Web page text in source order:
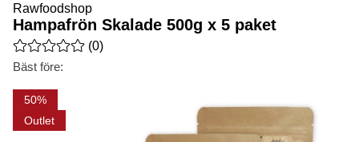
Rawfoodshop
Hampafrön Skalade 500g x 5 paket
Medelbetyg 0 av 5 Antal betyg 0
(0)
Bäst före:
50
Outlet
Produktbilder Hampafrön Skalade 500g x 5 paket